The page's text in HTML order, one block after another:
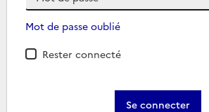
Mot de passe oublié
Rester connecté
Se connecter